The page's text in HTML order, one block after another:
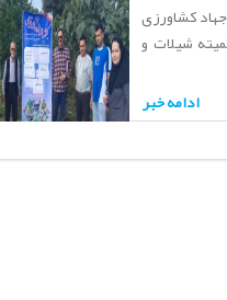
کشاورزی
شیلات و
ادامه خبر